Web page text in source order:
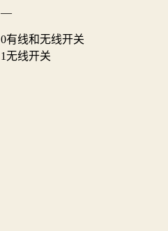
—
0有线和无线开关
1无线开关